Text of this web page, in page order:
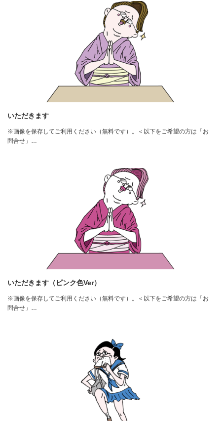
いただきます
※画像を保存してご利用ください（無料です）。＜以下をご希望の方は「お
問合せ」…
いただきます（ピンク色Ver）
※画像を保存してご利用ください（無料です）。＜以下をご希望の方は「お
問合せ」…